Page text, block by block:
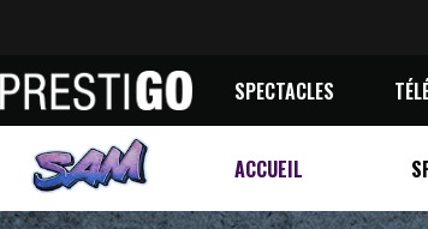
SPECTACLES
ACCUEIL